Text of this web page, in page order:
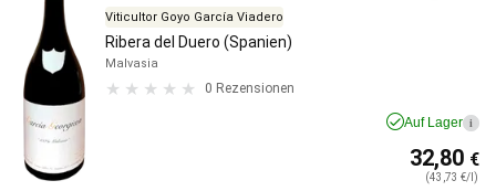
Viticultor Goyo García Viadero
Ribera del Duero (Spanien)
Malvasia
0 Rezensionen
Auf Lager i
32,80 €
(43,73 €/l)